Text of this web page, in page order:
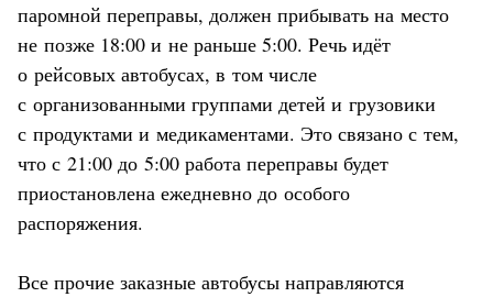
паромной переправы, должен прибывать на место
не позже 18:00 и не раньше 5:00. Речь идёт
о рейсовых автобусах, в том числе
с организованными группами детей и грузовики
с продуктами и медикаментами. Это связано с тем,
что с 21:00 до 5:00 работа переправы будет
приостановлена ежедневно до особого
распоряжения.
Все прочие заказные автобусы направляются